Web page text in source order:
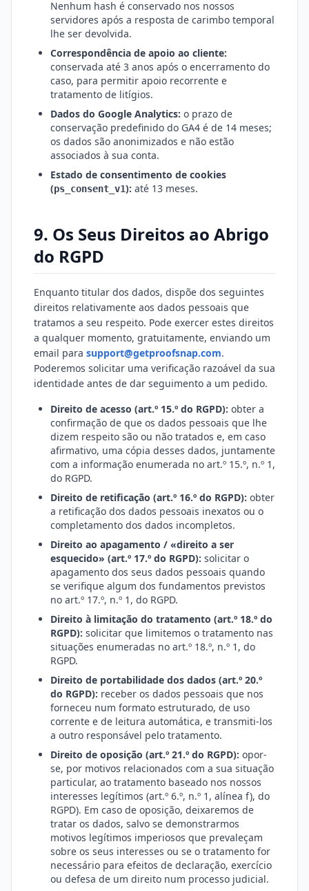
Nenhum hash é conservado nos nossos
servidores após a resposta de carimbo temporal
lhe ser devolvida.
Correspondência de apoio ao cliente:
conservada até 3 anos após o encerramento do
caso, para permitir apoio recorrente e
tratamento de litígios.
Dados do Google Analytics: o prazo de
conservação predefinido do GA4 é de 14 meses;
os dados são anonimizados e não estão
associados à sua conta.
Estado de consentimento de cookies
(ps_consent_v1): até 13 meses.
9. Os Seus Direitos ao Abrigo
do RGPD
Enquanto titular dos dados, dispõe dos seguintes
direitos relativamente aos dados pessoais que
tratamos a seu respeito. Pode exercer estes direitos
a qualquer momento, gratuitamente, enviando um
email para support@getproofsnap.com.
Poderemos solicitar uma verificação razoável da sua
identidade antes de dar seguimento a um pedido.
Direito de acesso (art.º 15.º do RGPD): obter a
confirmação de que os dados pessoais que lhe
dizem respeito são ou não tratados e, em caso
afirmativo, uma cópia desses dados, juntamente
com a informação enumerada no art.º 15.º, n.º 1,
do RGPD.
Direito de retificação (art.º 16.º do RGPD): obter
a retificação dos dados pessoais inexatos ou o
completamento dos dados incompletos.
Direito ao apagamento / «direito a ser
esquecido» (art.º 17.º do RGPD): solicitar o
apagamento dos seus dados pessoais quando
se verifique algum dos fundamentos previstos
no art.º 17.º, n.º 1, do RGPD.
Direito à limitação do tratamento (art.º 18.º do
RGPD): solicitar que limitemos o tratamento nas
situações enumeradas no art.º 18.º, n.º 1, do
RGPD.
Direito de portabilidade dos dados (art.º 20.º
do RGPD): receber os dados pessoais que nos
forneceu num formato estruturado, de uso
corrente e de leitura automática, e transmiti-los
a outro responsável pelo tratamento.
Direito de oposição (art.º 21.º do RGPD): opor-
se, por motivos relacionados com a sua situação
particular, ao tratamento baseado nos nossos
interesses legítimos (art.º 6.º, n.º 1, alínea f), do
RGPD). Em caso de oposição, deixaremos de
tratar os dados, salvo se demonstrarmos
motivos legítimos imperiosos que prevaleçam
sobre os seus interesses ou se o tratamento for
necessário para efeitos de declaração, exercício
ou defesa de um direito num processo judicial.